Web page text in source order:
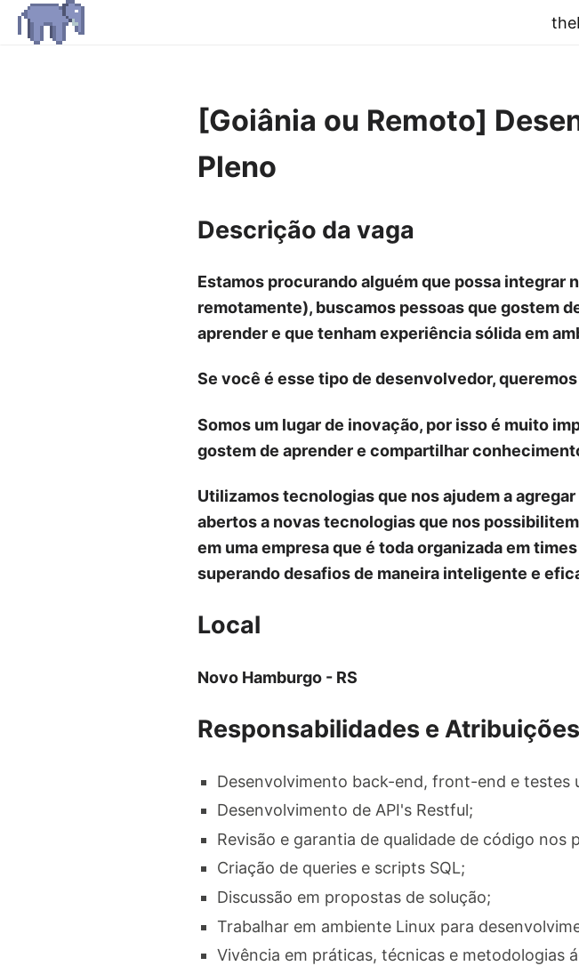
[Goiânia ou Remoto]
Pleno
Descrição da vaga
Estamos procurando alguém que possa
remotamente), buscamos pessoas que gostem
aprender e que tenham experiência sólida em
Se você é esse tipo de desenvolvedor,
Somos um lugar de inovação, por isso é muito
gostem de aprender e compartilhar
Utilizamos tecnologias que nos ajudem a
abertos a novas tecnologias que nos
em uma empresa que é toda organizada em
superando desafios de maneira inteligente e
Local
Novo Hamburgo - RS
Responsabilidades e
Desenvolvimento back-end, front-end e testes
Desenvolvimento de API's Restful;
Revisão e garantia de qualidade de código nos
Criação de queries e scripts SQL;
Discussão em propostas de solução;
Trabalhar em ambiente Linux para
Vivência em práticas, técnicas e metodologias